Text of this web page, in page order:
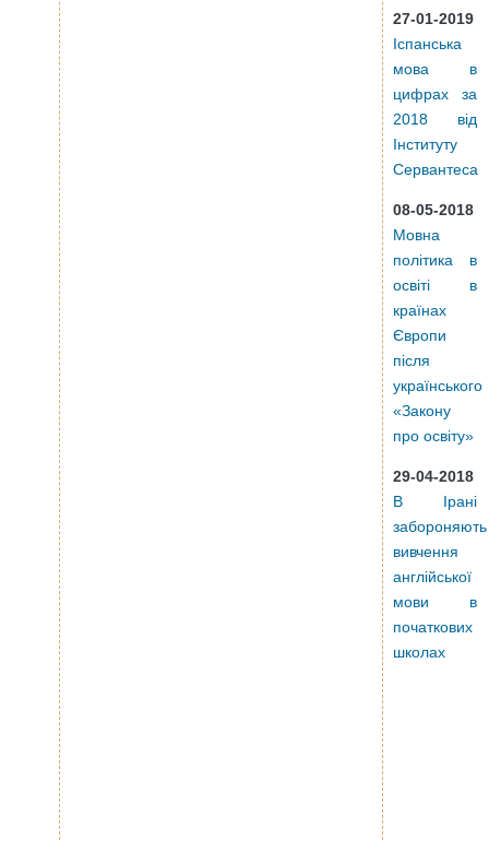
27-01-2019
Іспанська
мова в
цифрах за
2018 від
Інституту
Сервантеса
08-05-2018
Мовна
політика в
освіті в
країнах
Європи
після
українського
«Закону
про освіту»
29-04-2018
В Ірані
забороняють
вивчення
англійської
мови в
початкових
школах